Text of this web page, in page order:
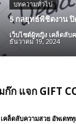
บทความทั่วไป
5 กลยุทธ์พิชิตงาน ปิ
เว็บไซต์ผู้หญิง เคล็ดลับ
ธันวาคม 19, 2024
ก แจก GIFT
คล็ดลับความสวย อัพเดท